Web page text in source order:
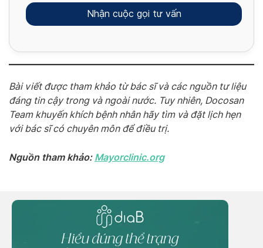
Bài viết được tham khảo từ bác sĩ và các nguồn tư liệu
đáng tin cậy trong và ngoài nước. Tuy nhiên, Docosan
Team khuyến khích bệnh nhân hãy tìm và đặt lịch hẹn
với bác sĩ có chuyên môn để điều trị.
Nguồn tham khảo: Mayorclinic.org